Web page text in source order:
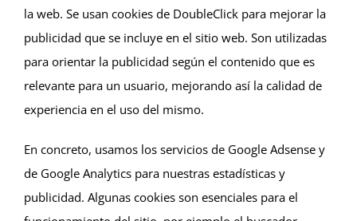
la web. Se usan cookies de DoubleClick para mejorar la
publicidad que se incluye en el sitio web. Son utilizadas
para orientar la publicidad según el contenido que es
relevante para un usuario, mejorando así la calidad de
experiencia en el uso del mismo.
En concreto, usamos los servicios de Google Adsense y
de Google Analytics para nuestras estadísticas y
publicidad. Algunas cookies son esenciales para el